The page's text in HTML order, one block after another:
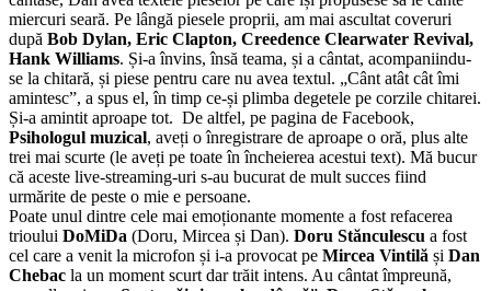
miercuri seară. Pe lângă piesele proprii, am mai ascultat coveruri
după Bob Dylan, Eric Clapton, Creedence Clearwater Revival,
Hank Williams. Și-a învins, însă teama, și a cântat, acompaniindu-
se la chitară, și piese pentru care nu avea textul. „Cânt atât cât îmi
amintesc”, a spus el, în timp ce-și plimba degetele pe corzile chitarei.
Și-a amintit aproape tot. De altfel, pe pagina de Facebook,
Psihologul muzical, aveți o înregistrare de aproape o oră, plus alte
trei mai scurte (le aveți pe toate în încheierea acestui text). Mă bucur
că aceste live-streaming-uri s-au bucurat de mult succes fiind
urmărite de peste o mie e persoane.
Poate unul dintre cele mai emoționante momente a fost refacerea
trioului DoMiDa (Doru, Mircea și Dan). Doru Stănculescu a fost
cel care a venit la microfon și i-a provocat pe Mircea Vintilă și Dan
Chebac la un moment scurt dar trăit intens. Au cântat împreună,